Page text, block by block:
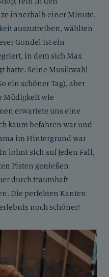
innerhalb einer Minute.
auszutreiben, wählten
Gondel ist ein
in dem sich Max
hatte. Seine Musikwahl
ein schöner Tag), aber
Müdigkeit wie
erwartete uns eine
kaum befahren war und
im Hintergrund war
lohnt sich auf jeden Fall,
Pisten genießen
durch traumhaft
Die perfekten Kanten
noch schöner!